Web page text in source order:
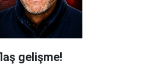
gelişme!